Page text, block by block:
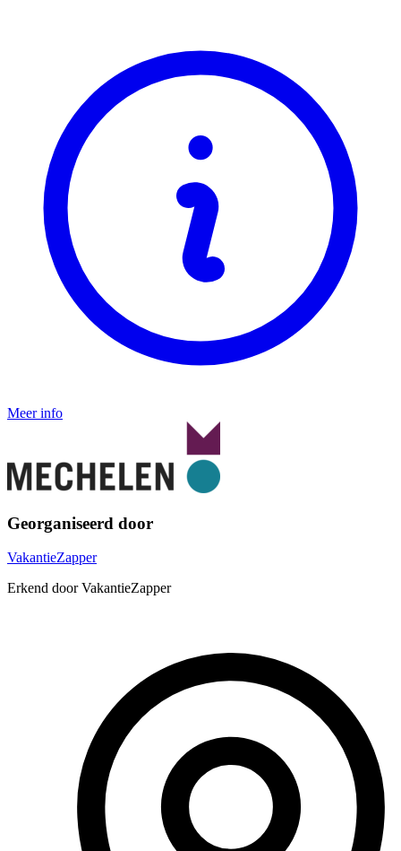
Meer info
Georganiseerd door
VakantieZapper
Erkend door VakantieZapper